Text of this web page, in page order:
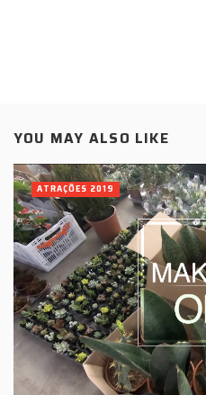
YOU MAY ALSO LIKE
ATRAÇÕES 2019